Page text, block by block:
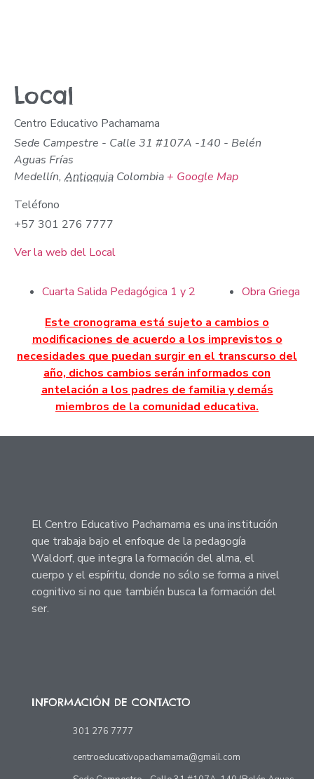
Local
Centro Educativo Pachamama
Sede Campestre - Calle 31 #107A -140 - Belén
Aguas Frías
Medellín, Antioquia Colombia + Google Map
Teléfono
+57 301 276 7777
Ver la web del Local
Cuarta Salida Pedagógica 1 y 2
Obra Griega
Este cronograma está sujeto a cambios o
modificaciones de acuerdo a los imprevistos o
necesidades que puedan surgir en el transcurso del
año, dichos cambios serán informados con
antelación a los padres de familia y demás
miembros de la comunidad educativa.
El Centro Educativo Pachamama es una institución
que trabaja bajo el enfoque de la pedagogía
Waldorf, que integra la formación del alma, el
cuerpo y el espíritu, donde no sólo se forma a nivel
cognitivo si no que también busca la formación del
ser.
INFORMACIÓN DE CONTACTO
301 276 7777
centroeducativopachamama@gmail.com